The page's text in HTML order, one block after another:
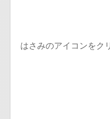
はさみのアイコンをク